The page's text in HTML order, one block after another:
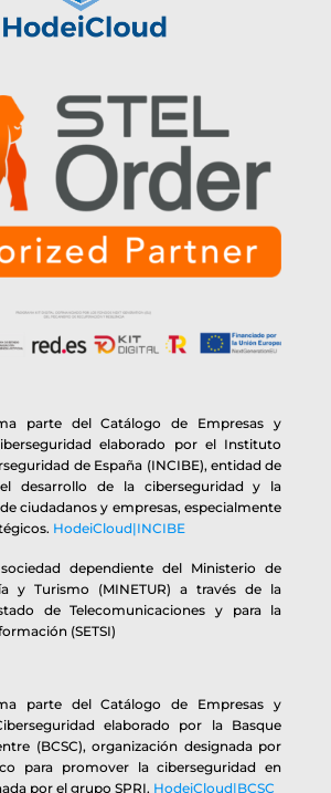
parte del Catálogo de Empresas y
elaborado por el Instituto
de España (INCIBE), entidad de
desarrollo de la ciberseguridad y la
ciudadanos y empresas, especialmente
HodeiCloud|INCIBE
dependiente del Ministerio de
y Turismo (MINETUR) a través de la
de Telecomunicaciones y para la
(SETSI)
parte del Catálogo de Empresas y
elaborado por la Basque
(BCSC), organización designada por
para promover la ciberseguridad en
por el grupo SPRI. HodeiCloud|BCSC